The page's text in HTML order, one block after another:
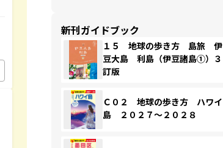
新刊ガイドブック
１５ 地球の歩き方 島旅 伊
豆大島 利島（伊豆諸島①）３
訂版
Ｃ０２ 地球の歩き方 ハワイ
島 ２０２７～２０２８